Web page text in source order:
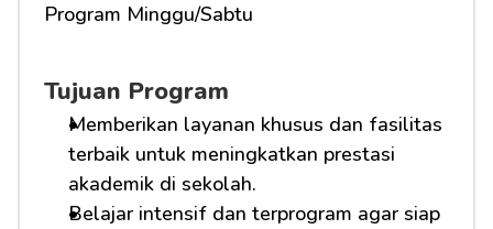
Program Minggu/Sabtu
Tujuan Program
Memberikan layanan khusus dan fasilitas
terbaik untuk meningkatkan prestasi
akademik di sekolah.
Belajar intensif dan terprogram agar siap